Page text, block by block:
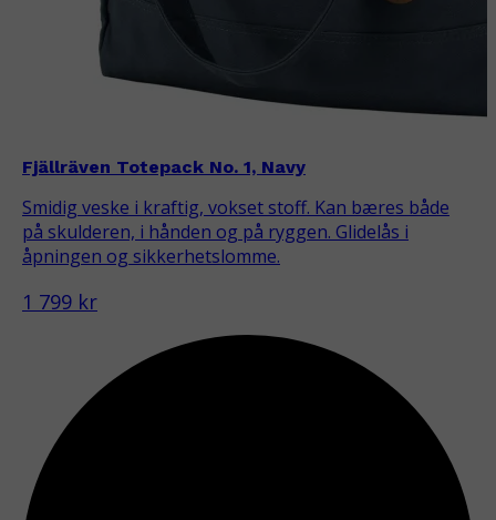
Fjällräven Totepack No. 1, Navy
Smidig veske i kraftig, vokset stoff. Kan bæres både
på skulderen, i hånden og på ryggen. Glidelås i
åpningen og sikkerhetslomme.
1 799 kr